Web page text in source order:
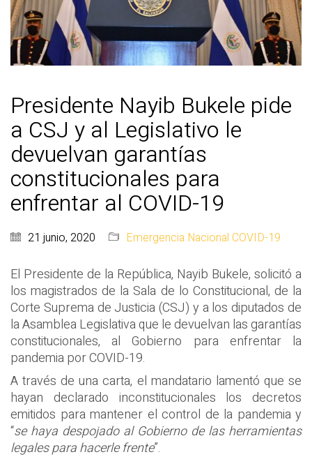
Presidente Nayib Bukele pide
a CSJ y al Legislativo le
devuelvan garantías
constitucionales para
enfrentar al COVID-19
21 junio, 2020 Emergencia Nacional COVID-19
El Presidente de la República, Nayib Bukele, solicitó a
los magistrados de la Sala de lo Constitucional, de la
Corte Suprema de Justicia (CSJ) y a los diputados de
la Asamblea Legislativa que le devuelvan las garantías
constitucionales, al Gobierno para enfrentar la
pandemia por COVID-19.
A través de una carta, el mandatario lamentó que se
hayan declarado inconstitucionales los decretos
emitidos para mantener el control de la pandemia y
“se haya despojado al Gobierno de las herramientas
legales para hacerle frente”.